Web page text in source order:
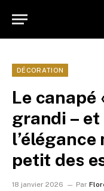
DÉCORATION
Le canapé
grandi –
petit des
18 janvier 2026 Par